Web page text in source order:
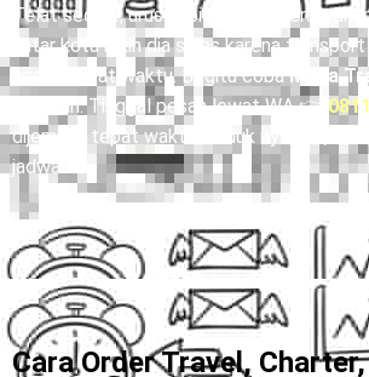
Pak Budi, seorang pebisnis, nggak bisa
Telat sedikit, urusan bisnis bisa
antar kota bikin dia stres karena
nggak tepat waktu. Begitu cobaMitra
berubah. Tinggal pesan lewat WA 👉
dijemput tepat waktu, duduk nyaman,
jadwal.